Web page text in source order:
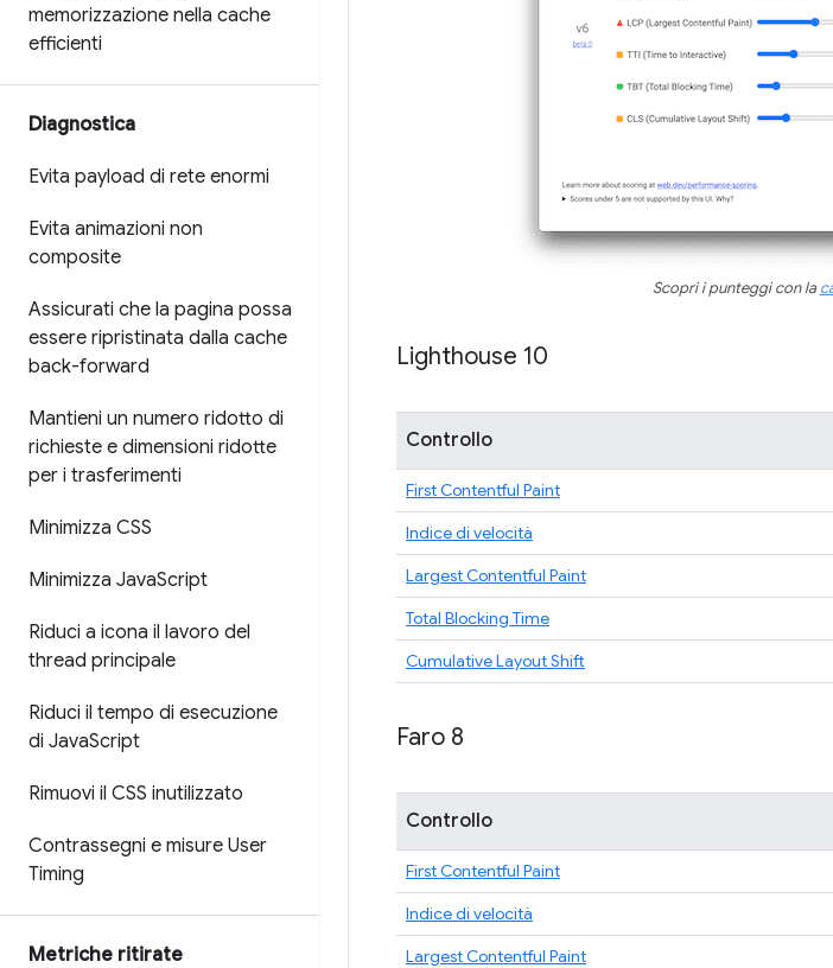
memorizzazione nella cache
efficienti
Diagnostica
Evita payload di rete enormi
Evita animazioni non
composite
Assicurati che la pagina possa
essere ripristinata dalla cache
back-forward
Mantieni un numero ridotto di
richieste e dimensioni ridotte
per i trasferimenti
Minimizza CSS
Minimizza JavaScript
Riduci a icona il lavoro del
thread principale
Riduci il tempo di esecuzione
di JavaScript
Rimuovi il CSS inutilizzato
Contrassegni e misure User
Timing
Metriche ritirate
Scopri i punteggi con la
Lighthouse 10
Controllo
First Contentful Paint
Indice di velocità
Largest Contentful Paint
Total Blocking Time
Cumulative Layout Shift
Faro 8
Controllo
First Contentful Paint
Indice di velocità
Largest Contentful Paint